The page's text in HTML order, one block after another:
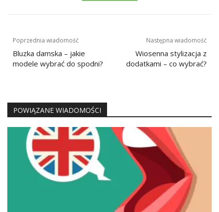
Nawigacja
wpisu
Poprzednia wiadomość
Bluzka damska – jakie
modele wybrać do spodni?
Następna wiadomość
Wiosenna stylizacja z
dodatkami – co wybrać?
POWIĄZANE WIADOMOŚCI